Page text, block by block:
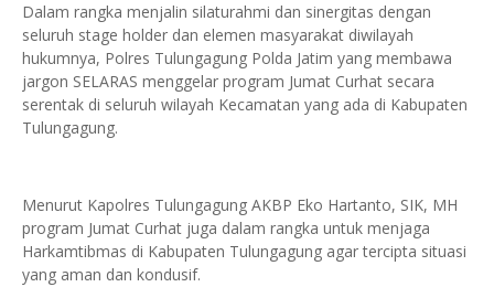
Dalam rangka menjalin silaturahmi dan sinergitas dengan
seluruh stage holder dan elemen masyarakat diwilayah
hukumnya, Polres Tulungagung Polda Jatim yang membawa
jargon SELARAS menggelar program Jumat Curhat secara
serentak di seluruh wilayah Kecamatan yang ada di Kabupaten
Tulungagung.
Menurut Kapolres Tulungagung AKBP Eko Hartanto, SIK, MH
program Jumat Curhat juga dalam rangka untuk menjaga
Harkamtibmas di Kabupaten Tulungagung agar tercipta situasi
yang aman dan kondusif.